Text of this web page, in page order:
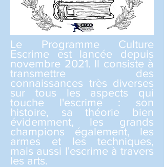
Le Programme Culture
Escrime est lancée depuis
novembre 2021. Il consiste à
transmettre des
connaissances très diverses
sur tous les aspects qui
touche l'escrime : son
histoire, sa théorie bien
évidemment, les grands
champions également, les
armes et les techniques,
mais aussi l'escrime à travers
les arts.